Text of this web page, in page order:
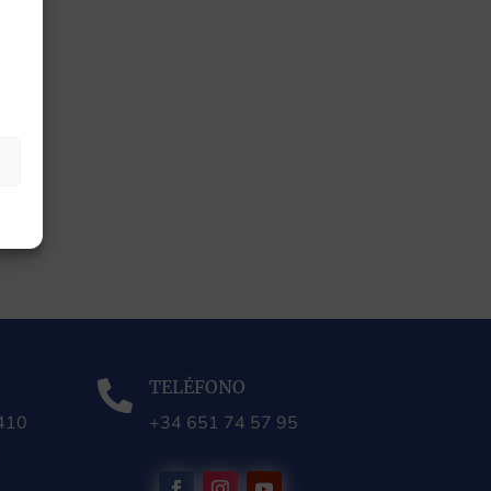
 TELÉFONO
+34 651 74 57 95